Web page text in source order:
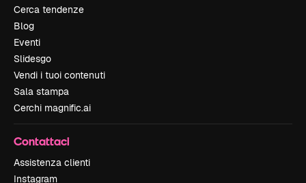
Cerca tendenze
Blog
Eventi
Slidesgo
Vendi i tuoi contenuti
Sala stampa
Cerchi magnific.ai
Contattaci
Assistenza clienti
Instagram